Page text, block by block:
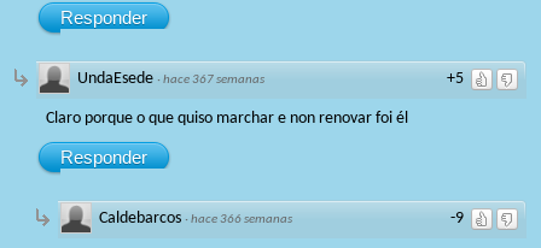
Responder
+5
UndaEsede ·hace 367 semanas
Claro porque o que quiso marchar e non renovar foi él
Responder
-9
Caldebarcos ·hace 366 semanas